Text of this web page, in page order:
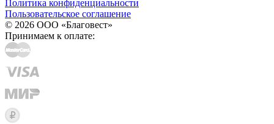
Политика конфиденциальности
Пользовательское соглашение
© 2026 ООО «Благовест»
Принимаем к оплате: